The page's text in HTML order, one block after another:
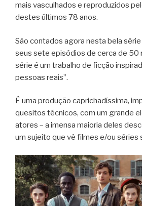
mais vasculhados e reproduzidos
destes últimos 78 anos.
São contados agora nesta bela
seus sete episódios de cerca de 50
série é um trabalho de ficção
pessoas reais”.
É uma produção caprichadíssima,
quesitos técnicos, com um grande
atores – a imensa maioria deles
um sujeito que vê filmes e/ou séries